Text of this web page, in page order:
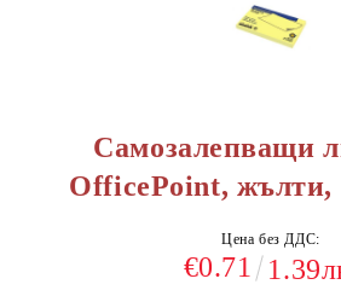
Самозалепващи
OfficePoint, жълти,
Цена без ДДС:
€0.71